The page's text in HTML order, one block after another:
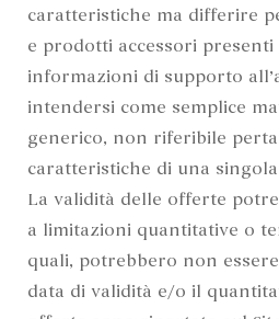
caratteristiche ma differire
e prodotti accessori
informazioni di supporto
intendersi come semplice
generico, non riferibile
caratteristiche di una
La validità delle offerte
a limitazioni quantitative o
quali, potrebbero non
data di validità e/o il